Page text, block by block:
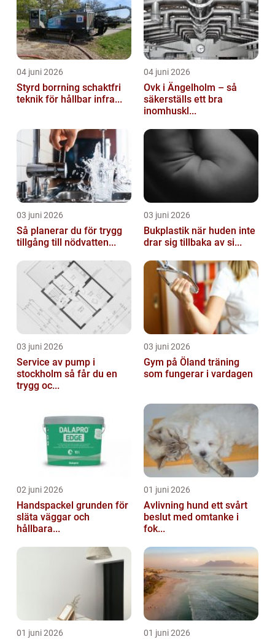
04 juni 2026
Styrd borrning schaktfri
teknik för hållbar infra...
04 juni 2026
Ovk i Ängelholm – så
säkerställs ett bra
inomhuskl...
03 juni 2026
Så planerar du för trygg
tillgång till nödvatten...
03 juni 2026
Bukplastik när huden inte
drar sig tillbaka av si...
03 juni 2026
Service av pump i
stockholm så får du en
trygg oc...
03 juni 2026
Gym på Öland träning
som fungerar i vardagen
02 juni 2026
Handspackel grunden för
släta väggar och
hållbara...
01 juni 2026
Avlivning hund ett svårt
beslut med omtanke i
fok...
01 juni 2026 01 juni 2026